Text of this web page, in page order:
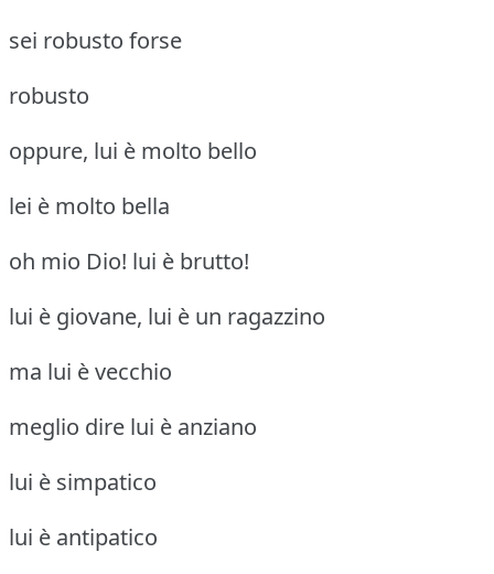
sei robusto forse
robusto
oppure, lui è molto bello
lei è molto bella
oh mio Dio! lui è brutto!
lui è giovane, lui è un ragazzino
ma lui è vecchio
meglio dire lui è anziano
lui è simpatico
lui è antipatico